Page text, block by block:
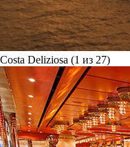
Costa Deliziosa (1 из 27)